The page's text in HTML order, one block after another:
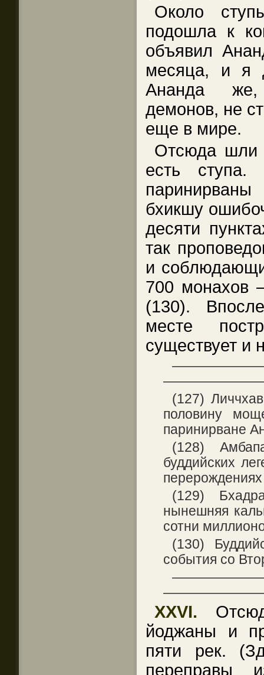
Около
подошла к
объявил
месяца, и я
Ананда
демонов, не
еще в мире.
Отсюда шли
есть
бхикшу
десяти
так
и
700 монахов
(130).
месте
существует и
(127)
половину
паринирване
(128)
буддийских
перерождениях
(129)
нынешняя
сотни
(130)
события со
XXVI.
йоджаны и
пяти рек.
переправы